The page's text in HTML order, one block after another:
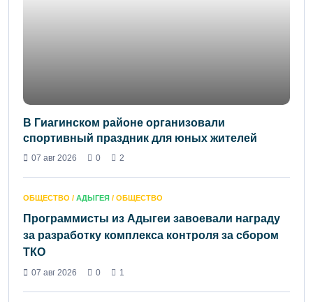
В Гиагинском районе организовали
спортивный праздник для юных жителей
07 авг 2026 0 2
ОБЩЕСТВО / АДЫГЕЯ / ОБЩЕСТВО
Программисты из Адыгеи завоевали награду
за разработку комплекса контроля за сбором
ТКО
07 авг 2026 0 1